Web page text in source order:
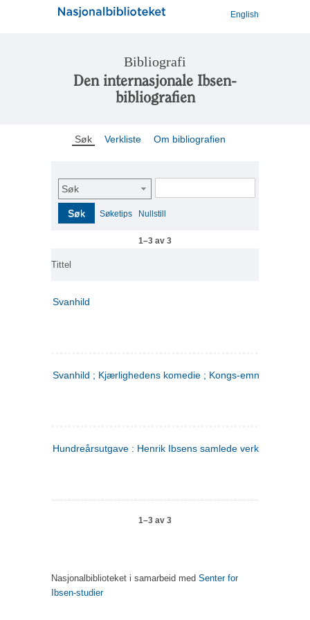
English
Bibliografi
Den internasjonale Ibsen-
bibliografien
Søk Verkliste Om bibliografien
Søk
Søk Søketips Nullstill
1–3 av 3
Tittel
Svanhild
Svanhild ; Kjærlighedens komedie ; Kongs-emnerne
Hundreårsutgave : Henrik Ibsens samlede verker. 4
1–3 av 3
Nasjonalbiblioteket i samarbeid med Senter for
Ibsen-studier